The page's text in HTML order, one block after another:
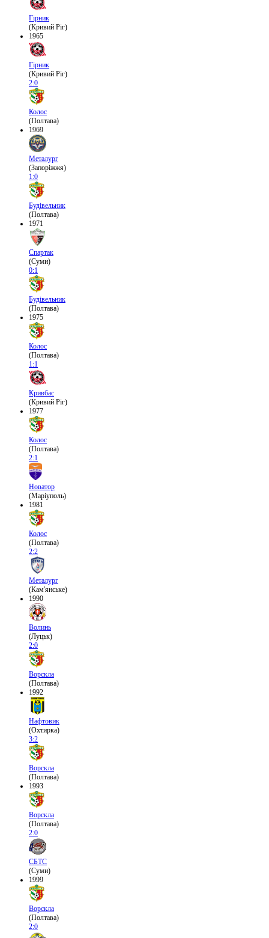
Гірник
(Кривий Ріг)
1965
Гірник
(Кривий Ріг)
2:0
Колос
(Полтава)
1969
Металург
(Запоріжжя)
1:0
Будівельник
(Полтава)
1971
Спартак
(Суми)
0:1
Будівельник
(Полтава)
1975
Колос
(Полтава)
1:1
Кривбас
(Кривий Ріг)
1977
Колос
(Полтава)
2:1
Новатор
(Маріуполь)
1981
Колос
(Полтава)
2:2
Металург
(Кам'янське)
1990
Волинь
(Луцьк)
2:0
Ворскла
(Полтава)
1992
Нафтовик
(Охтирка)
3:2
Ворскла
(Полтава)
1993
Ворскла
(Полтава)
2:0
СБТС
(Суми)
1999
Ворскла
(Полтава)
2:0